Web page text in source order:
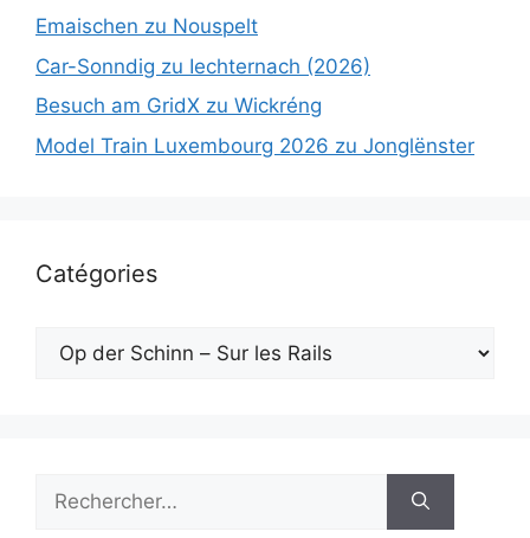
Emaischen zu Nouspelt
Car-Sonndig zu Iechternach (2026)
Besuch am GridX zu Wickréng
Model Train Luxembourg 2026 zu Jonglënster
Catégories
Catégories